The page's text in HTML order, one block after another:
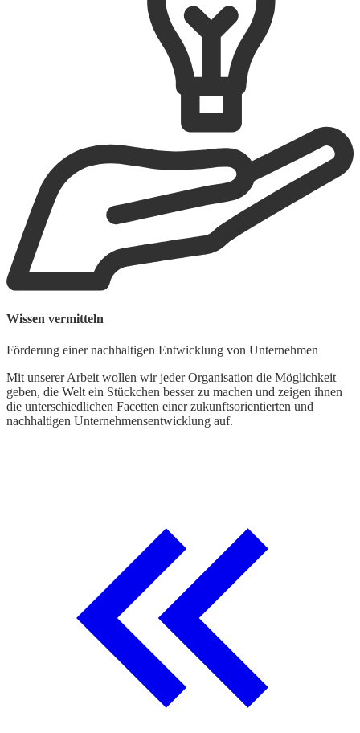
Wissen vermitteln
Förderung einer nachhaltigen Entwicklung von Unternehmen
Mit unserer Arbeit wollen wir jeder Organisation die Möglichkeit
geben, die Welt ein Stückchen besser zu machen und zeigen ihnen
die unterschiedlichen Facetten einer zukunftsorientierten und
nachhaltigen Unternehmensentwicklung auf.